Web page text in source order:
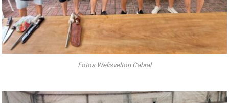
Fotos Welisvelton Cabral